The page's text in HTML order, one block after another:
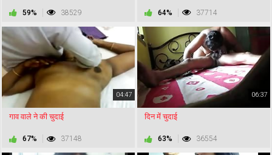
59% 38529 64% 37714
04:47
गाव वाले ने की चुदाई
67% 37148
06:37
दिन में चुदाई
63% 36554